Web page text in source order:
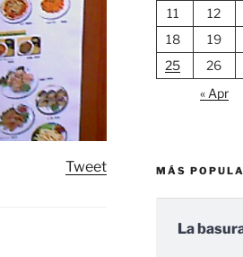
Tweet
11
12
18
19
25
26
« Apr
MÁS
La